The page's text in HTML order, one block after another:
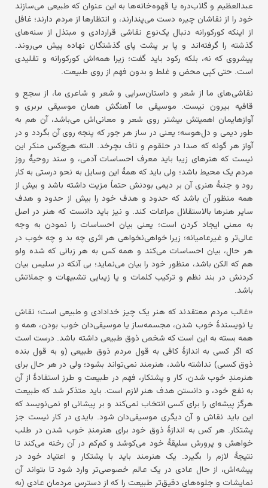
عبدالعظیم و گلاب‌دره یا قهوه‌خانه‌ها به این عنوان که طبیعی می‌سازند
خود را از نقاشان چیره دست می‌پندارند، و انتظارها از مردم دارند؛ غافل
از اینکه کورکورانه دنبال یک‌نوع نقاشی قراردادی و مبتذل از سنه‌های
گذشته را گرفته‌اند و پا بر پشت پای گذشتگان نهاده پیش می‌روند.
پیشروی که نه، بلکه رکود باید گفت؛ زیرا همه‌اش کورکورانه و تقلیدی
است. حتی کپی محض و غلط و بدون فهم از روی طبیعت.
نقاشی‌های ما از شعر و داستان‌سرایی و شعر و شاعری ما، از سجع و
قافیه بیرون نیست. موسیقی ما آهنگش همان موسیقی بربری و
آوازهایمان اهمیتش بیشتر روی شعر و معانی‌اش می‌باشد، آن هم به
طور دیمی و دل‌هوسه؛ یعنی در ساز هر جور که پنجه روی آن بگردد و در
آواز هر گونه که صدا در حلقوم و ناف بچرخد. البته هیچ‌کس منکر این
نیست که هنرهای زیبا باید معرف احساسات آدمی، و سند روحیهٔ روز
مردم یک محیط باشد؛ ولی باید که همهٔ این وسایل به نحو درستی به کار
رود و جنبهٔ هنری آن بر دیمی بودنش حتماً مزیت داشته باشد و بیش از
همه منظور آن باشد که حدود و هدف خود را بیش از حدود و هدف
سایر هنرها بالاستقلال مراعات کند. و نیز باید دانست که هنر در اصل
به معنی ایجاد کردن است؛ یعنی بیان احساسات را نمودن به وجه
عالی‌تر و غیرعامیانه؛ زیرا خواهی‌نخواهی هر اثری چه بد و چه خوب در
هر حال، بیان احساسات می‌کند و همه کس به هر زبانی که شده ولو
هم که الکن باشد، منظور خود را بیان می‌نماید؛ بی آنکه در سلیس بیان
کردنش در بند نظم و ترکیب کلمات و یا زیبایی تشبیهات و جملاتش
باشد.
«غالب مردم معتقدند که هنر یک چیز خدادادی و طبیعی است؛ نقاش
یا نویسندهٔ خوب شدن، مجسمه‌ساز یا موسیقی‌دان خوب بودن، همه و
همه بسته به این است که شخص ذوق طبیعی داشته باشد. درست است
که اگر کسی به اندازهٔ کافی به قول مردم ذوق طبیعی (و به قول بنده
ذوق کسبی) نداشته باشد، هنرمند نمی‌تواند بشود؛ ولی در هر حال برای
هنرمندِ خوب شدن، کار و پشتکار، فهم در طبیعت و طرز استفادهٔ از آن
به نفع خود، و دانستن هدف هنر لازم است. باید متذکر شد که طبیعت
هرگز پیشه‌ای را برای کسی انتخاب نمی‌کند و بر پیشانی او نمی‌نویسد که
این باید نقاش و آن دیگری موسیقی‌دان شود. بایدی در کار نیست جز
پشتکار. هر کس به اندازهٔ ذوق خود برای هنرمندِ خوب شدن در طلب
خواهش و پرورش سلیقهٔ خود می‌کوشد و کم‌کم در آن رخنه می‌کند تا
نتیجهٔ لازم را بگیرد. یک هنرمند باید با پشتکار و اعتیاد خود در
پیشه‌اش، از حال عادی در یک عالم خصوصی‌تر وارد شود تا بتواند آن
نمایشات و جلوه‌های دقیق‌تر طبیعت را که از دسترس مردمان عادی (به